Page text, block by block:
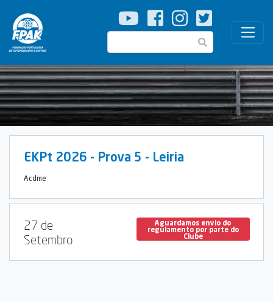
Passar
para
o
Pesquisar
EKPt 2026 - Prova 5 - Leiria
Acdme
27 de
Setembro
Aguardamos envio do
regulamento por parte do
Clube